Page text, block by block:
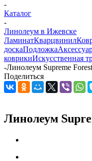
-
Каталог
-
Линолеум в Ижевске
ЛаминатКварцвинил
доскаПодложка
коврикиИскусственная
-Линолеум Supreme
Поделиться
Линолеум